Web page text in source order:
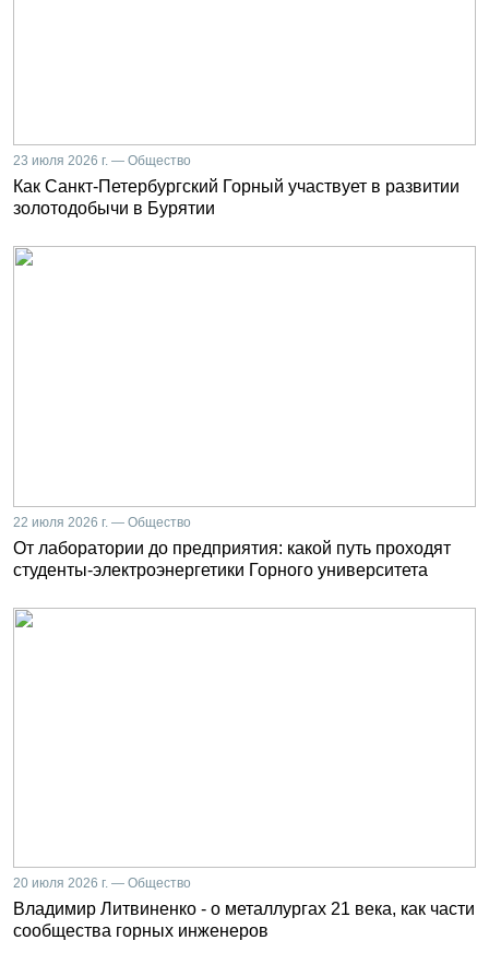
23 июля 2026 г. — Общество
Как Санкт-Петербургский Горный участвует в развитии
золотодобычи в Бурятии
22 июля 2026 г. — Общество
От лаборатории до предприятия: какой путь проходят
студенты-электроэнергетики Горного университета
20 июля 2026 г. — Общество
Владимир Литвиненко - о металлургах 21 века, как части
сообщества горных инженеров